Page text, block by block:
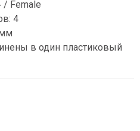
/ Female
4
в один пластиковый